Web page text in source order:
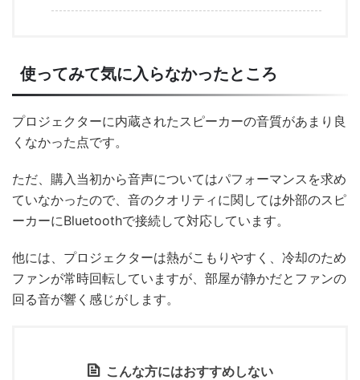
使ってみて気に入らなかったところ
プロジェクターに内蔵されたスピーカーの音質があまり良
くなかった点です。
ただ、購入当初から音声についてはパフォーマンスを求め
ていなかったので、音のクオリティに関しては外部のスピ
ーカーにBluetoothで接続して対応しています。
他には、プロジェクターは熱がこもりやすく、冷却のため
ファンが常時回転していますが、部屋が静かだとファンの
回る音が響く感じがします。
こんな方にはおすすめしない